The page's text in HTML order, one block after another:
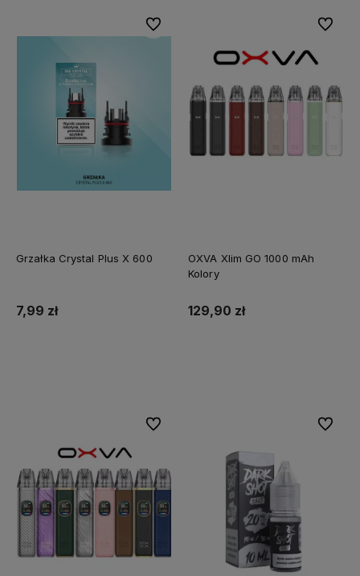
Grzałka Crystal Plus X 600
7,99 zł
Do ulubionych
OXVA Xlim GO 1000 mAh
Kolory
129,90 zł
Do
Do ulubionych Do